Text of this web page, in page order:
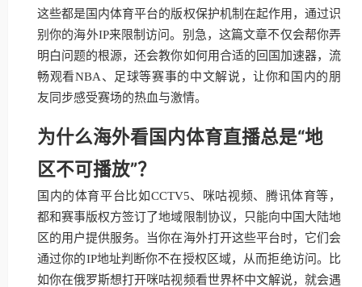
这些都是国内体育平台的版权保护机制在起作用，通过识
别你的海外IP来限制访问。别急，这篇文章不仅会帮你弄
明白问题的根源，还会教你如何用合适的回国加速器，流
畅观看NBA、足球等赛事的中文解说，让你和国内的朋
友同步感受赛场的热血与激情。
为什么海外看国内体育直播总是“地
区不可播放”？
国内的体育平台比如CCTV5、咪咕视频、腾讯体育等，
都和赛事版权方签订了地域限制协议，只能向中国大陆地
区的用户提供服务。当你在海外打开这些平台时，它们会
通过你的IP地址判断你不在授权区域，从而拒绝访问。比
如你在俄罗斯想打开咪咕视频看世界杯中文解说，就会遇